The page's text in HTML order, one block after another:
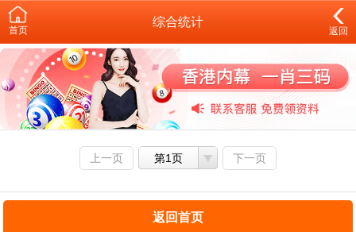
首页
综合统计
返回
上一页 第1页 下一页
返回首页